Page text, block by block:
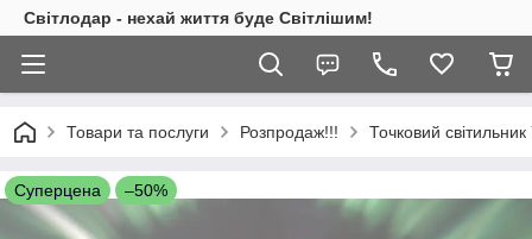
Світлодар - нехай життя буде Світлішим!
Товари та послуги Розпродаж!!! Точковий
Суперцена –50%